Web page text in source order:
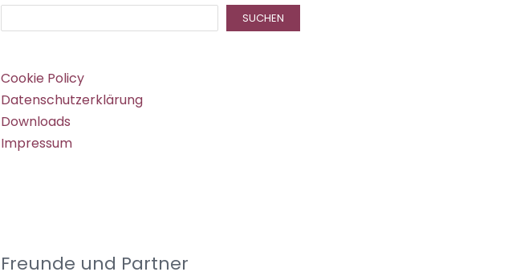
SUCHEN
Cookie Policy
Datenschutzerklärung
Downloads
Impressum
Freunde und Partner